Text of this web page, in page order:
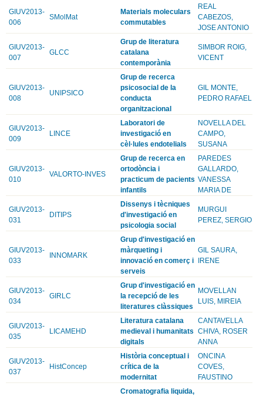
GIUV2013-
006
SMolMat
Materials moleculars
commutables
REAL
CABEZOS,
JOSE ANTONIO
GIUV2013-
007
GLCC
Grup de literatura
catalana
contemporània
SIMBOR ROIG,
VICENT
GIUV2013-
008
UNIPSICO
Grup de recerca
psicosocial de la
conducta
organitzacional
GIL MONTE,
PEDRO RAFAEL
GIUV2013-
009
LINCE
Laboratori de
investigació en
cèl·lules endotelials
NOVELLA DEL
CAMPO,
SUSANA
GIUV2013-
010
VALORTO-INVES
Grup de recerca en
ortodòncia i
practicum de pacients
infantils
PAREDES
GALLARDO,
VANESSA
MARIA DE
GIUV2013-
031
DITIPS
Dissenys i tècniques
d'investigació en
psicologia social
MURGUI
PEREZ, SERGIO
GIUV2013-
033
INNOMARK
Grup d'investigació en
màrqueting i
innovació en comerç i
serveis
GIL SAURA,
IRENE
GIUV2013-
034
GIRLC
Grup d'investigació en
la recepció de les
literatures clàssiques
MOVELLAN
LUIS, MIREIA
GIUV2013-
035
LICAMEHD
Literatura catalana
medieval i humanitats
digitals
CANTAVELLA
CHIVA, ROSER
ANNA
GIUV2013-
037
HistConcep
Història conceptual i
crítica de la
modernitat
ONCINA
COVES,
FAUSTINO
Cromatografia liquida,